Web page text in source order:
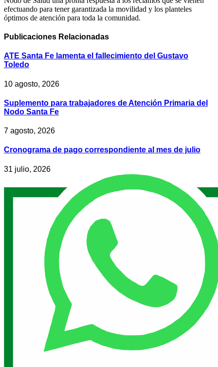
efectuando para tener garantizada la movilidad y los planteles
óptimos de atención para toda la comunidad.
Publicaciones Relacionadas
ATE Santa Fe lamenta el fallecimiento del Gustavo
Toledo
10 agosto, 2026
Suplemento para trabajadores de Atención Primaria del
Nodo Santa Fe
7 agosto, 2026
Cronograma de pago correspondiente al mes de julio
31 julio, 2026